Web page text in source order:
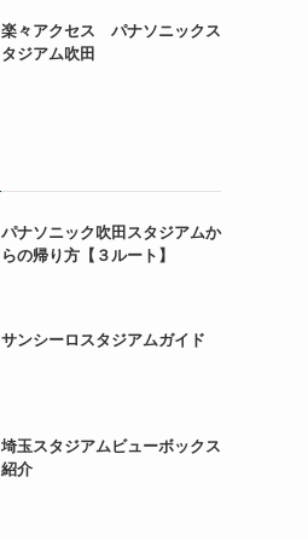
楽々アクセス パナソニックス
タジアム吹田
パナソニック吹田スタジアムか
らの帰り方【３ルート】
サンシーロスタジアムガイド
埼玉スタジアムビューボックス
紹介